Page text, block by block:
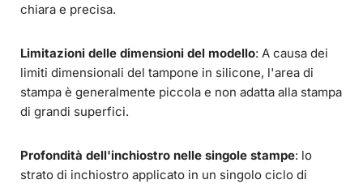
chiara e precisa.
Limitazioni delle dimensioni del modello: A causa dei
limiti dimensionali del tampone in silicone, l'area di
stampa è generalmente piccola e non adatta alla stampa
di grandi superfici.
Profondità dell'inchiostro nelle singole stampe: lo
strato di inchiostro applicato in un singolo ciclo di